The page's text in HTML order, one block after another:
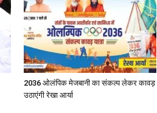
2036 ओलंपिक मेजबानी का संकल्प लेकर कावड़
उठाएंगी रेखा आर्या